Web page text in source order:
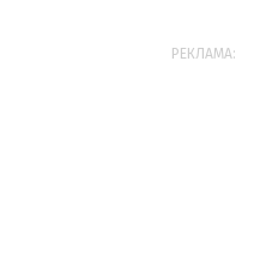
РЕКЛАМА: